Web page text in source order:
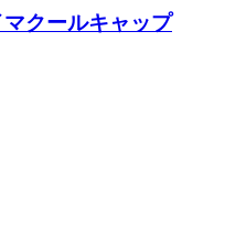
クールキャップ